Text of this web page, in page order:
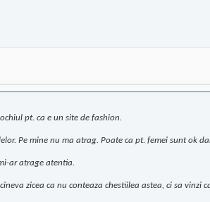
pt. ca e un site de fashion.
Pe mine nu ma atrag. Poate ca pt. femei sunt ok
ar atrage atentia.
zicea ca nu conteaza chestiilea astea, ci sa